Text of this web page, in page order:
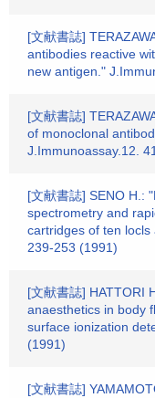
[文献書誌]
antibodies reactive
new antigen."
[文献書誌]
of monoclonal
J.Immunoassay.12.
[文献書誌] SENO H.:
spectrometry and
cartridges of ten locls
239-253 (1991)
[文献書誌] HATTORI
anaesthetics in body
surface ionization
(1991)
[文献書誌]